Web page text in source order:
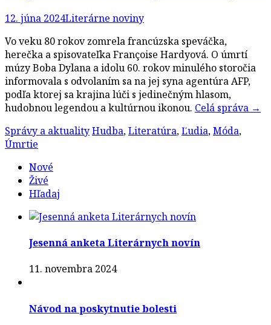
12. júna 2024Literárne noviny
Vo veku 80 rokov zomrela francúzska speváčka,
herečka a spisovateľka Françoise Hardyová. O úmrtí
múzy Boba Dylana a idolu 60. rokov minulého storočia
informovala s odvolaním sa na jej syna agentúra AFP,
podľa ktorej sa krajina lúči s jedinečným hlasom,
hudobnou legendou a kultúrnou ikonou. Celá správa →
Správy a aktualityHudba,Literatúra,Ľudia,Móda,
Úmrtie
Nové
Živé
Hľadaj
Jesenná anketa Literárnych novín
11. novembra 2024
Návod na poskytnutie bolesti